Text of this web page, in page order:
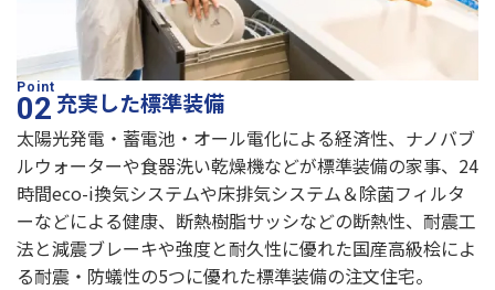
充実した標準装備
太陽光発電・蓄電池・オール電化による経済性、ナノバブ
ルウォーターや食器洗い乾燥機などが標準装備の家事、24
時間eco-i換気システムや床排気システム＆除菌フィルタ
ーなどによる健康、断熱樹脂サッシなどの断熱性、耐震工
法と減震ブレーキや強度と耐久性に優れた国産高級桧によ
る耐震・防蟻性の5つに優れた標準装備の注文住宅。